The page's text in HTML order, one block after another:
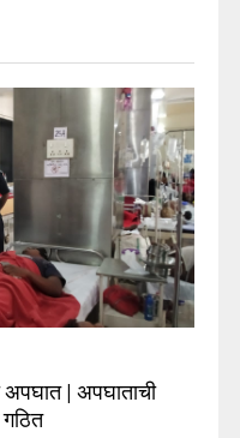
अपघात | अपघाताची